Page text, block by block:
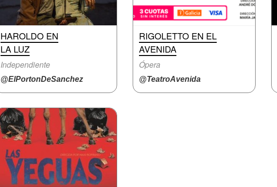
HAROLDO EN
LA LUZ
Independiente
@ElPortonDeSanchez
RIGOLETTO EN EL
AVENIDA
Ópera
@TeatroAvenida